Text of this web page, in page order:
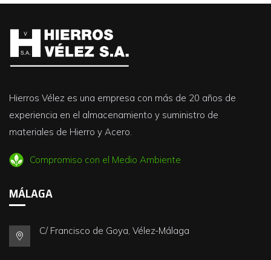
Hierros Vélez es una empresa con más de 20 años de
experiencia en el almacenamiento y suministro de
materiales de Hierro y Acero.
Compromiso con el Medio Ambiente
MÁLAGA
C/ Francisco de Goya, Vélez-Málaga